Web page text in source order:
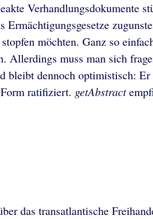
Verhandlungsdokumente
Ermächtigungsgesetze
möchten. Ganz so
Allerdings muss man sich
bleibt dennoch optimistisch:
ratifiziert. getAbstract
das transatlantische